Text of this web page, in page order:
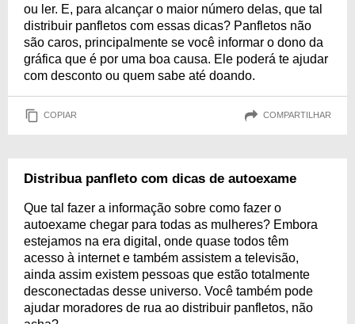
ou ler. E, para alcançar o maior número delas, que tal
distribuir panfletos com essas dicas? Panfletos não
são caros, principalmente se você informar o dono da
gráfica que é por uma boa causa. Ele poderá te ajudar
com desconto ou quem sabe até doando.
COPIAR COMPARTILHAR
Distribua panfleto com dicas de autoexame
Que tal fazer a informação sobre como fazer o
autoexame chegar para todas as mulheres? Embora
estejamos na era digital, onde quase todos têm
acesso à internet e também assistem a televisão,
ainda assim existem pessoas que estão totalmente
desconectadas desse universo. Você também pode
ajudar moradores de rua ao distribuir panfletos, não